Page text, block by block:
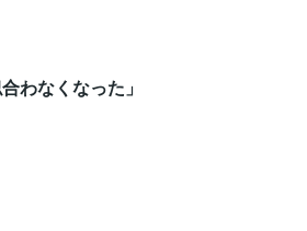
わなくなった」